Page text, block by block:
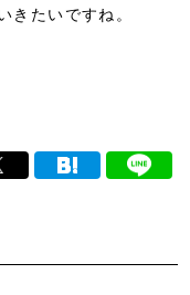
きたいですね。